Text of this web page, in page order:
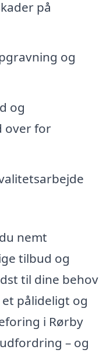
på
og
og
over for
nemt
tilbud og
til dine behov
pålideligt og
i Rørby
– og